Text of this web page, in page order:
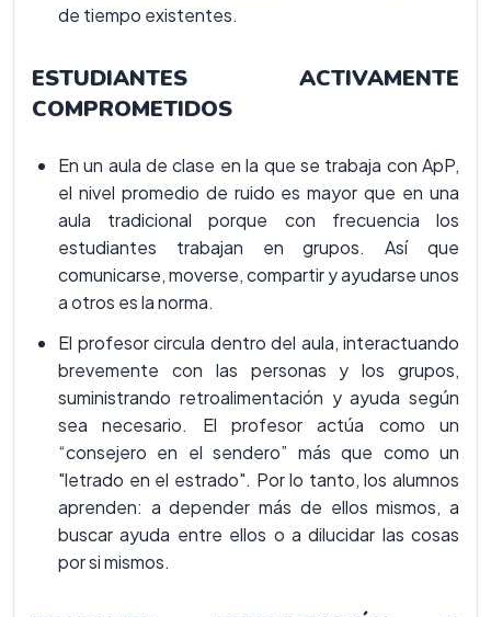
de tiempo existentes.
ESTUDIANTES ACTIVAMENTE
COMPROMETIDOS
En un aula de clase en la que se trabaja con ApP,
el nivel promedio de ruido es mayor que en una
aula tradicional porque con frecuencia los
estudiantes trabajan en grupos. Así que
comunicarse, moverse, compartir y ayudarse unos
a otros es la norma.
El profesor circula dentro del aula, interactuando
brevemente con las personas y los grupos,
suministrando retroalimentación y ayuda según
sea necesario. El profesor actúa como un
“consejero en el sendero” más que como un
"letrado en el estrado". Por lo tanto, los alumnos
aprenden: a depender más de ellos mismos, a
buscar ayuda entre ellos o a dilucidar las cosas
por si mismos.